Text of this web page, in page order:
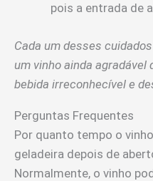
pois a entrada de
Cada um desses
um vinho ainda agradável
bebida irreconhecível e
Perguntas Frequentes
Por quanto tempo o
geladeira depois de
Normalmente, o vinho